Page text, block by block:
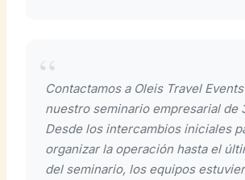
Contactamos a Oleis Travel
nuestro seminario empresarial de
Desde los intercambios iniciales
organizar la operación hasta el
del seminario, los equipos